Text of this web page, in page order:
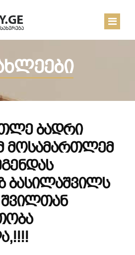
ბადრი
მოსამართლემ
ბასილაშვილს